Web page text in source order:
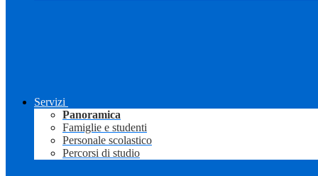
Servizi
Panoramica
Famiglie e studenti
Personale scolastico
Percorsi di studio